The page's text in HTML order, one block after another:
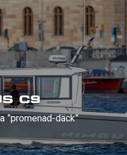
C9
”promenad-däck”